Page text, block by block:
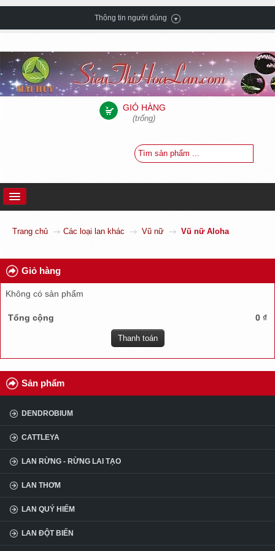
Thông tin người dùng
GIỎ HÀNG
(trống)
HƯỚNG DẪN MUA HÀNG
TUYỂN DỤNG
ĐẠI LÝ
KINH NGHIỆM
Trang chủ Các loại lan khác Vũ nữ Vũ nữ Aloha
Giỏ hàng
Không có sản phẩm
0 ₫
Tổng cộng
Thanh toán
Sản phẩm
DENDROBIUM
CATTLEYA
LAN RỪNG - RỪNG LAI TẠO
LAN THƠM
LAN QUÝ HIẾM
LAN ĐỘT BIẾN